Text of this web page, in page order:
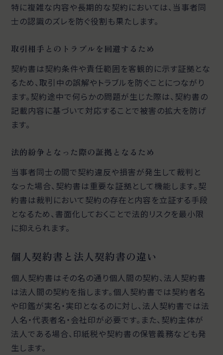
特に複雑な内容や長期的な契約においては、当事者同
士の認識のズレを防ぐ役割も果たします。
取引相手とのトラブルを回避するため
契約書は契約条件や責任範囲を客観的に示す証拠とな
るため、取引中の誤解やトラブルを防ぐことにつながり
ます。契約途中で何らかの問題が生じた際は、契約書の
記載内容に基づいて対応することで被害の拡大を防げ
ます。
法的紛争となった際の証拠となるため
当事者同士の間で契約違反や損害が発生して裁判と
なった場合、契約書は重要な証拠として機能します。契
約書は裁判において契約の存在と内容を立証する手段
となるため、書面化しておくことで法的リスクを最小限
に抑えられます。
個人契約書と法人契約書の違い
個人契約書はその名の通り個人間の契約、法人契約書
は法人間の契約を指します。個人契約書では契約者名
や印鑑が実名・実印となるのに対し、法人契約書では法
人名・代表者名・会社印が必要です。また、契約主体が
法人である場合、印紙税や契約書の保管義務なども発
生します。